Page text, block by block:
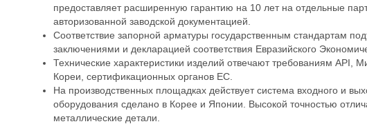
предоставляет расширенную гарантию на 10 лет на отдельные
авторизованной заводской документацией.
Соответствие запорной арматуры государственным стандартам
заключениями и декларацией соответствия Евразийского
Технические характеристики изделий отвечают требованиям API,
Кореи, сертификационных органов ЕС.
На производственных площадках действует система входного и
оборудования сделано в Корее и Японии. Высокой точностью
металлические детали.